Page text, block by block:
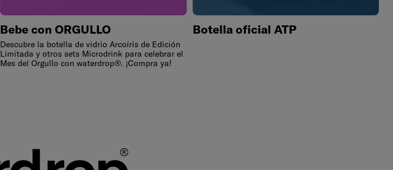
Bebe con ORGULLO
Descubre la botella de vidrio Arcoíris de Edición
Limitada y otros sets Microdrink para celebrar el
Mes del Orgullo con waterdrop®. ¡Compra ya!
Botella oficial ATP